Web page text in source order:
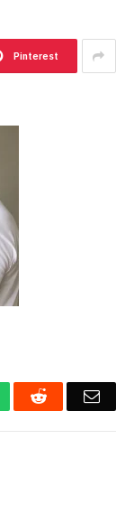
Pinterest
Reddit